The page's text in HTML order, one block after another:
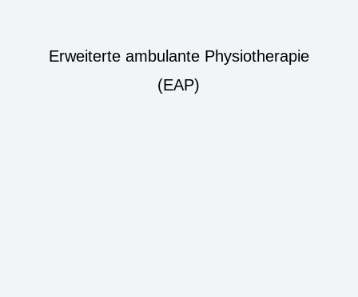
Erweiterte ambulante Physiotherapie
(EAP)